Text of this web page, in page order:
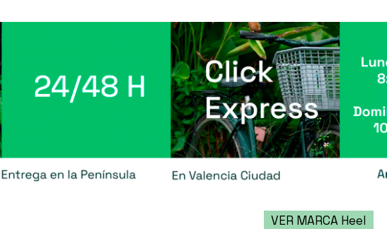
VER MARCA Heel